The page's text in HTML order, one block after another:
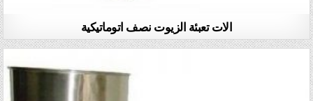
الات تعبئة الزيوت نصف اتوماتيكية